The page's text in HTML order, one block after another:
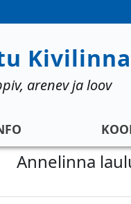
arenev ja loov
Annelinna